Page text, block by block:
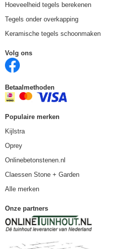
Hoeveelheid tegels berekenen
Tegels onder overkapping
Keramische tegels schoonmaken
Volg ons
Betaalmethoden
Populaire merken
Kijlstra
Oprey
Onlinebetonstenen.nl
Claessen Stone + Garden
Alle merken
Onze partners